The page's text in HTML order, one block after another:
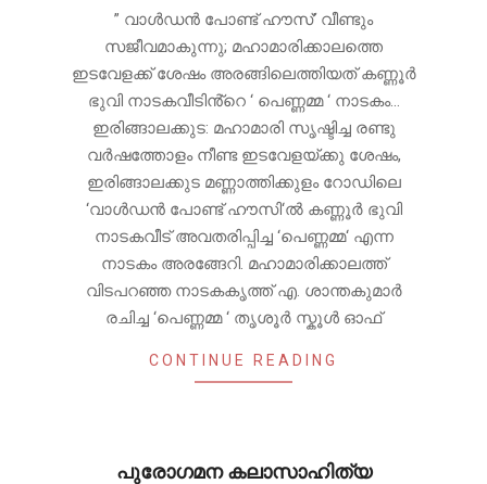
” വാൾഡൻ പോണ്ട് ഹൗസ്’ വീണ്ടും
സജീവമാകുന്നു; മഹാമാരിക്കാലത്തെ
ഇടവേളക്ക് ശേഷം അരങ്ങിലെത്തിയത് കണ്ണൂർ
ഭുവി നാടകവീടിൻ്റെ ‘ പെണ്ണമ്മ ‘ നാടകം…
ഇരിങ്ങാലക്കുട: മഹാമാരി സൃഷ്ടിച്ച രണ്ടു
വർഷത്തോളം നീണ്ട ഇടവേളയ്ക്കു ശേഷം,
ഇരിങ്ങാലക്കുട മണ്ണാത്തിക്കുളം റോഡിലെ
‘വാൾഡൻ പോണ്ട് ഹൗസി‘ൽ കണ്ണൂർ ഭുവി
നാടകവീട് അവതരിപ്പിച്ച ‘പെണ്ണമ്മ‘ എന്ന
നാടകം അരങ്ങേറി. മഹാമാരിക്കാലത്ത്
വിടപറഞ്ഞ നാടകകൃത്ത് എ. ശാന്തകുമാർ
രചിച്ച ‘പെണ്ണമ്മ ‘ തൃശൂർ സ്കൂൾ ഓഫ്
CONTINUE READING
പുരോഗമന കലാസാഹിത്യ